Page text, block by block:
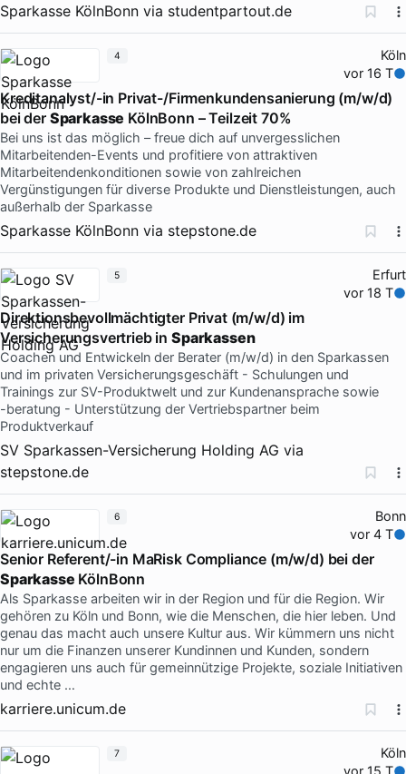
Sparkasse KölnBonn via studentpartout.de
Köln
vor 16 T
Kreditanalyst/-in Privat-/Firmenkundensanierung (m/w/d)
bei der Sparkasse KölnBonn – Teilzeit 70%
Bei uns ist das möglich – freue dich auf unvergesslichen
Mitarbeitenden-Events und profitiere von attraktiven
Mitarbeitendenkonditionen sowie von zahlreichen
Vergünstigungen für diverse Produkte und Dienstleistungen, auch
außerhalb der Sparkasse
Sparkasse KölnBonn via stepstone.de
4
Erfurt
vor 18 T
Direktionsbevollmächtigter Privat (m/w/d) im
Versicherungsvertrieb in Sparkassen
Coachen und Entwickeln der Berater (m/w/d) in den Sparkassen
und im privaten Versicherungsgeschäft - Schulungen und
Trainings zur SV-Produktwelt und zur Kundenansprache sowie
-‍beratung - Unterstützung der Vertriebspartner beim
Produktverkauf
SV Sparkassen-Versicherung Holding AG via
stepstone.de
5
Bonn
vor 4 T
Senior Referent/-in MaRisk Compliance (m/w/d) bei der
Sparkasse KölnBonn
Als Sparkasse arbeiten wir in der Region und für die Region. Wir
gehören zu Köln und Bonn, wie die Menschen, die hier leben. Und
genau das macht auch unsere Kultur aus. Wir kümmern uns nicht
nur um die Finanzen unserer Kundinnen und Kunden, sondern
engagieren uns auch für gemeinnützige Projekte, soziale Initiativen
und echte …
karriere.unicum.de
6
Köln
7